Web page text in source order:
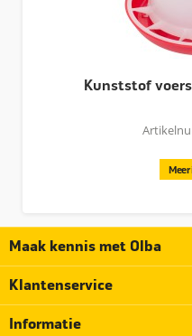
Kunststof
Maak kennis met Olba
Klantenservice
Informatie